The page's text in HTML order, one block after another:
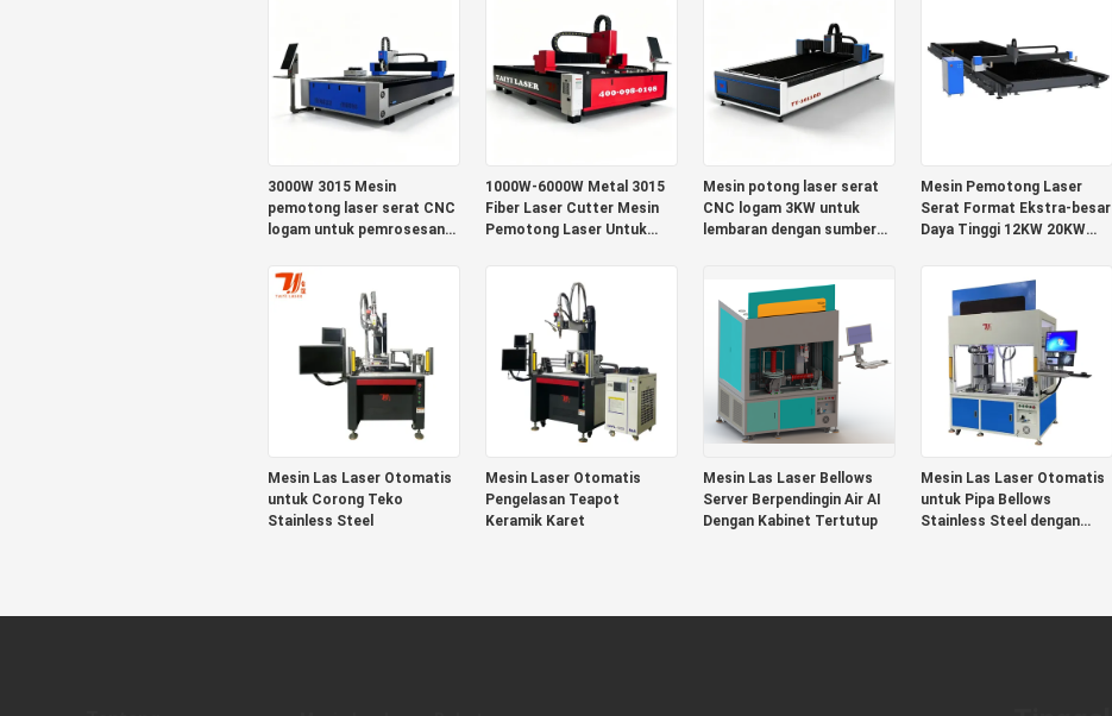
3000W 3015 Mesin
pemotong laser serat CNC
logam untuk pemrosesan
lembaran sumber Raycus
sumber IPG
1000W-6000W Metal 3015
Fiber Laser Cutter Mesin
Pemotong Laser Untuk
Pemotongan dengan IPG
SOURCE RAYCUS SOURCE
Mesin potong laser serat
CNC logam 3KW untuk
lembaran dengan sumber
Mesin Pemotong Laser
Serat Format Ekstra-besar
Daya Tinggi 12KW 20KW
Mesin Las Laser Otomatis
untuk Corong Teko
Stainless Steel
Mesin Laser Otomatis
Pengelasan Teapot
Keramik Karet
Mesin Las Laser Bellows
Server Berpendingin Air AI
Dengan Kabinet Tertutup
Mesin Las Laser Otomatis
untuk Pipa Bellows
Stainless Steel dengan